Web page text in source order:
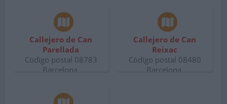
Callejero de Can
Parellada
Código postal 08783
Barcelona.
Callejero de Can
Reixac
Código postal 08480
Barcelona.